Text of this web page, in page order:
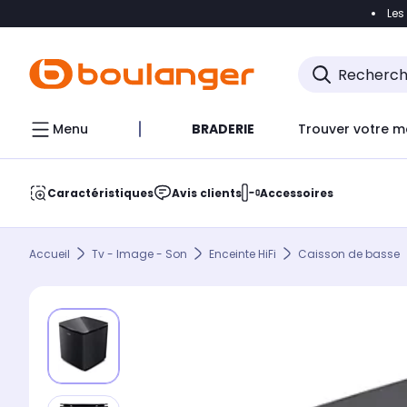
Accéder
Menu BRADERIE Trouver votre
Caractéristiques Avis clients Accessoires
Accueil Tv - Image - Son Enceinte HiFi Caisson de basse